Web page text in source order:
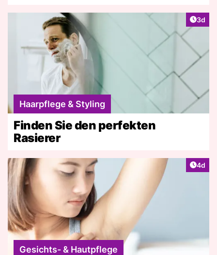
3d
Haarpflege & Styling
Finden Sie den perfekten
Rasierer
4d
Gesichts- & Hautpflege